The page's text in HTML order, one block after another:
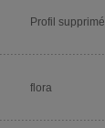
Profil supprimé
flora